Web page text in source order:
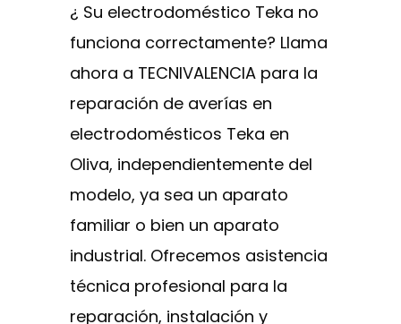
¿ Su electrodoméstico Teka no
funciona correctamente? Llama
ahora a TECNIVALENCIA para la
reparación de averías en
electrodomésticos Teka en
Oliva, independientemente del
modelo, ya sea un aparato
familiar o bien un aparato
industrial. Ofrecemos asistencia
técnica profesional para la
reparación, instalación y